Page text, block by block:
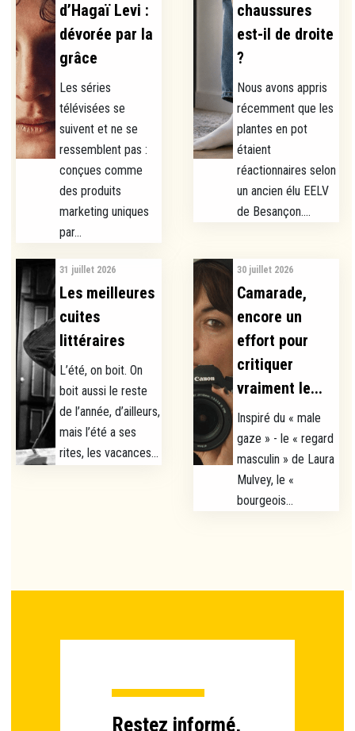
d’Hagaï Levi :
dévorée par la
grâce
Les séries
télévisées se
suivent et ne se
ressemblent pas :
conçues comme
des produits
marketing uniques
par...
chaussures
est-il de droite
?
Nous avons appris
récemment que les
plantes en pot
étaient
réactionnaires selon
un ancien élu EELV
de Besançon....
31 juillet 2026
Les meilleures
cuites
littéraires
L’été, on boit. On
boit aussi le reste
de l’année, d’ailleurs,
mais l’été a ses
rites, les vacances...
30 juillet 2026
Camarade,
encore un
effort pour
critiquer
vraiment le...
Inspiré du « male
gaze » - le « regard
masculin » de Laura
Mulvey, le «
bourgeois...
Restez informé,